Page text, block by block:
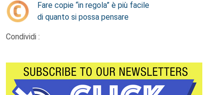
Fare copie “in regola” è più facile
di quanto si possa pensare
Condividi :